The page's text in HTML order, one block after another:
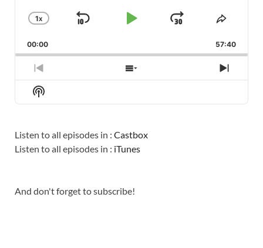
CHANGE
RATE
1X
SKIP
PLAYJUMP
FORWARD
SHARE
00:00 57:40
PREVIOUS
EPISODE
SHOW
EPISODES
NEXT
Show
Podcast
Listen to all episodes in : Castbox
Listen to all episodes in : iTunes
And don't forget to subscribe!